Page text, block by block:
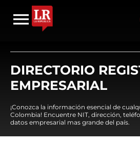
DIRECTORIO
EMPRESARIAL
¡Conozca la información esencial de
Colombia! Encuentre NIT, dirección,
datos empresarial mas grande del país.